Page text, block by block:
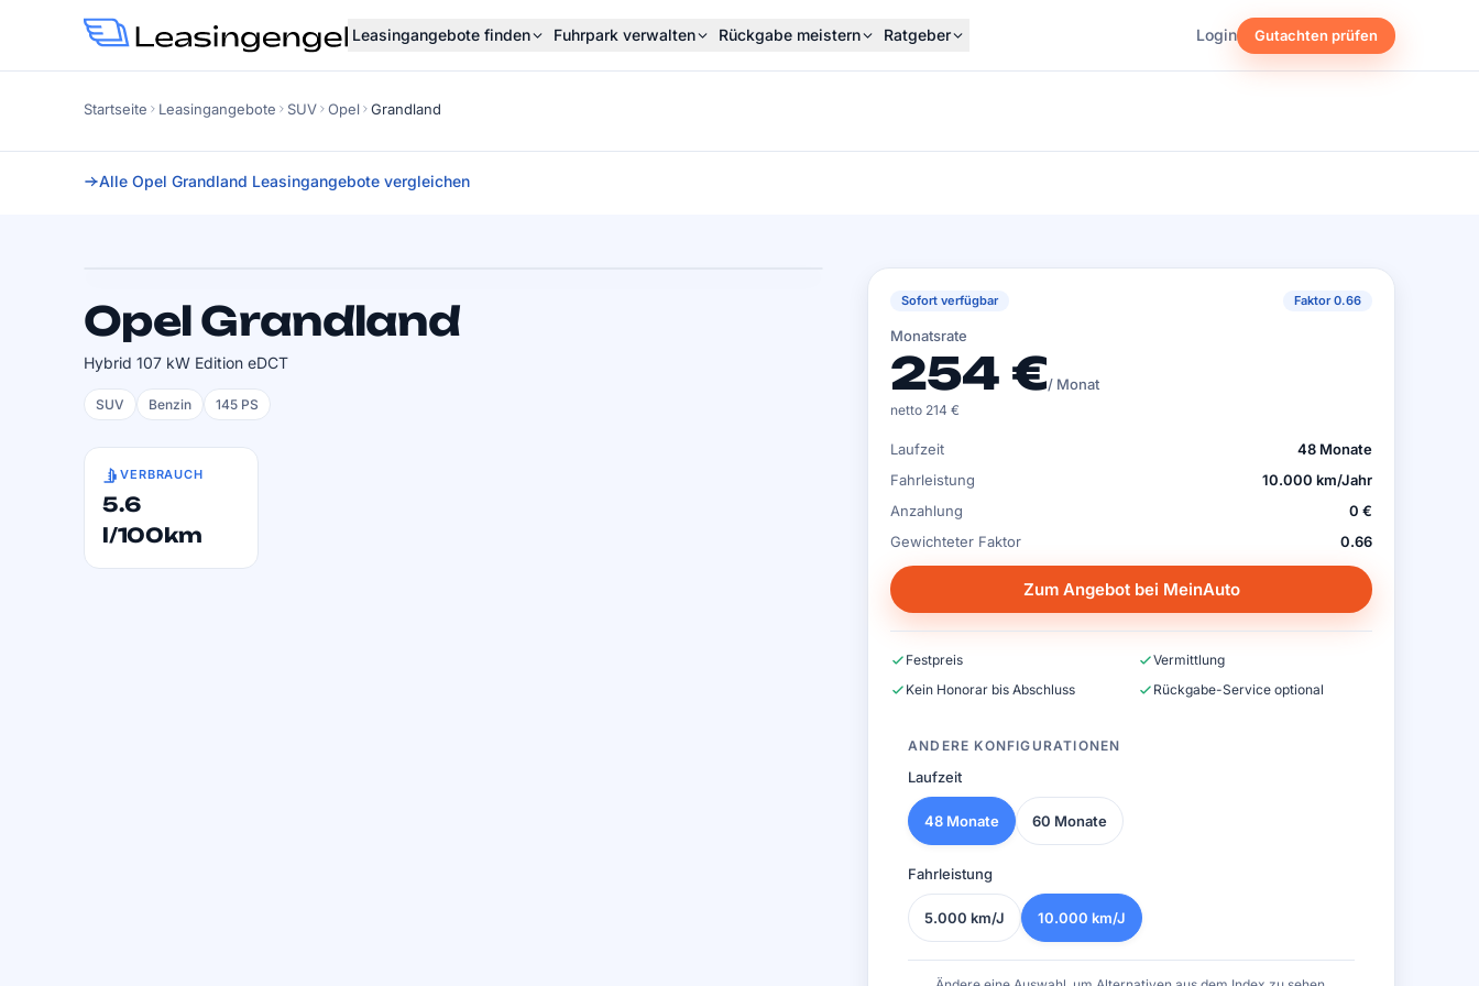
Leasingangebote finden Fuhrpark verwalten Rückgabe meistern Ratgeber Login Gutachten prüfen
Startseite Leasingangebote SUV Opel Grandland
Alle Opel Grandland Leasingangebote vergleichen
0.66 SOFORT VERFÜGBAR
Opel Grandland
Hybrid 107 kW Edition eDCT
SUV Benzin 145 PS
VERBRAUCH
5.6
l/100km
Sofort verfügbar Faktor 0.66
Monatsrate
254 €/ Monat
netto 214 €
Laufzeit
48 Monate
Fahrleistung
10.000 km/Jahr
Anzahlung
0 €
Gewichteter Faktor
0.66
Zum Angebot bei MeinAuto
Festpreis
Vermittlung
Kein Honorar bis Abschluss
Rückgabe-Service optional
ANDERE KONFIGURATIONEN
Laufzeit
48 Monate 60 Monate
Fahrleistung
5.000 km/J 10.000 km/J